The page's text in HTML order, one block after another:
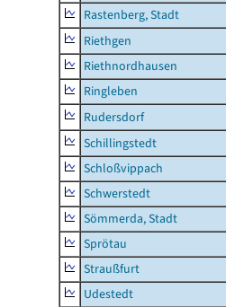
Rastenberg, Stadt
Riethgen
Riethnordhausen
Ringleben
Rudersdorf
Schillingstedt
Schloßvippach
Schwerstedt
Sömmerda, Stadt
Sprötau
Straußfurt
Udestedt